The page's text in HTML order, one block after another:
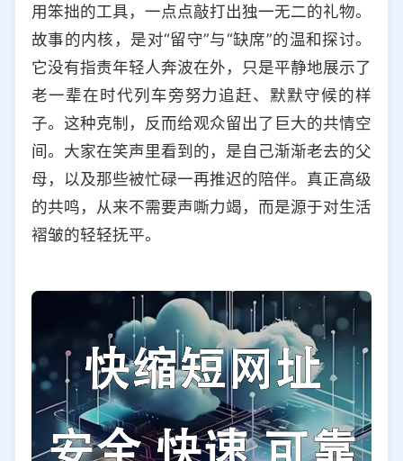
用笨拙的工具，一点点敲打出独一无二的礼物。
故事的内核，是对“留守”与“缺席”的温和探讨。
它没有指责年轻人奔波在外，只是平静地展示了
老一辈在时代列车旁努力追赶、默默守候的样
子。这种克制，反而给观众留出了巨大的共情空
间。大家在笑声里看到的，是自己渐渐老去的父
母，以及那些被忙碌一再推迟的陪伴。真正高级
的共鸣，从来不需要声嘶力竭，而是源于对生活
褶皱的轻轻抚平。